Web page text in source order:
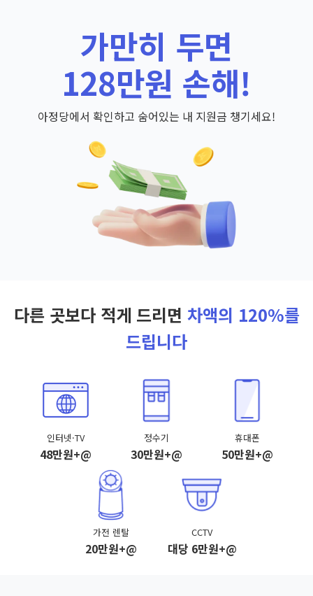
가만히 두면
128만원 손해!
아정당에서 확인하고 숨어있는 내 지원금 챙기세요!
다른 곳보다 적게 드리면 차액의 120%를
드립니다
인터넷·TV
48만원+@
정수기
30만원+@
휴대폰
50만원+@
가전 렌탈
20만원+@
CCTV
대당 6만원+@